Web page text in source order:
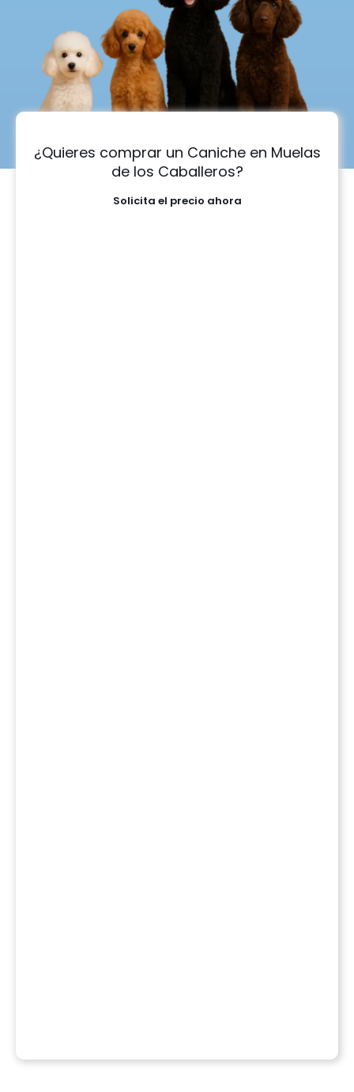
¿Quieres comprar un Caniche en Muelas
de los Caballeros?
Solicita el precio ahora